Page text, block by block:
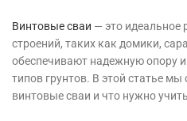
Винтовые сваи — это идеальное
строений, таких как домики,
обеспечивают надежную опору
типов грунтов. В этой статье
винтовые сваи и что нужно